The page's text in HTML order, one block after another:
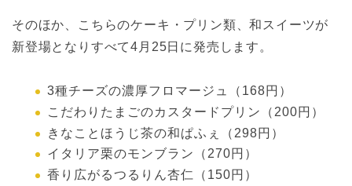
そのほか、こちらのケーキ・プリン類、和スイーツが
新登場となりすべて4月25日に発売します。
3種チーズの濃厚フロマージュ（168円）
こだわりたまごのカスタードプリン（200円）
きなことほうじ茶の和ぱふぇ（298円）
イタリア栗のモンブラン（270円）
香り広がるつるりん杏仁（150円）